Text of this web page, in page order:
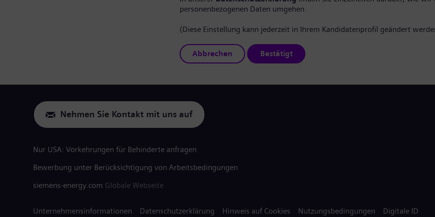
personenbezogenen Daten umgehen.
(Diese Einstellung kann jederzeit in Ihrem Kandidatenprofil geändert
Abbrechen Bestätigt
Nehmen Sie Kontakt mit uns auf
Nur USA: Vorkehrungen für Behinderte anfragen
Bewerbung unter Berücksichtigung von Arbeitsbedingungen
siemens-energy.com Globale Webseite
Unternehmensinformationen Datenschutzerklärung Hinweis auf Cookies Nutzungsbedingungen Digitale ID